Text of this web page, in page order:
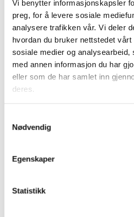
Vi benytter informasjonskapsler
preg, for å levere sosiale
analysere trafikken vår. Vi deler
hvordan du bruker nettstedet
sosiale medier og analysearbeid,
med annen informasjon du har
eller som de har samlet inn
deres.
Nødvendig
Egenskaper
Statistikk
Tema som
Sykdomslære:
komplikasjoner og
Observasjon av
bevissthetsnivå og
Grunnleggende fysiologi
Rapportering for tidlig
tilstand.
National Early Warning
quick SOFA (qSOFA).